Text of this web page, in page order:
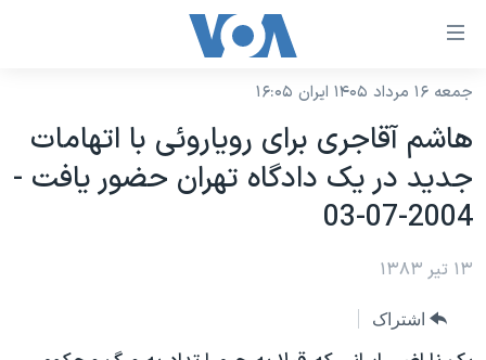
لینکهای
دسترسی
جهش
محتوای
اصلی
صفحه
نسخه سبک وب‌سایت
موضوع ها
آمریکا
جهان
ورزشی
برنامه های تلویزیونی
جدول برنامه ها
صفحه‌های ویژه
جام جهانی ۲۰۲۶
فرکانس‌های صدای آمریکا
جمعه ۱۶ مرداد ۱۴۰۵ ایران ۱۶:۰۵
هاشم آقاجری برای روياروئی با اتهامات
جديد در يک دادگاه تهران حضور يافت -
2004-07-03
۱۳ تیر ۱۳۸۳
اشتراک